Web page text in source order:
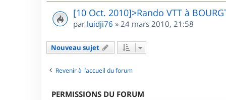
[10 Oct. 2010]>Rando VTT à
par luidji76 » 24 mars 2010, 21:58
Nouveau sujet
Revenir à l’accueil du forum
PERMISSIONS DU FORUM